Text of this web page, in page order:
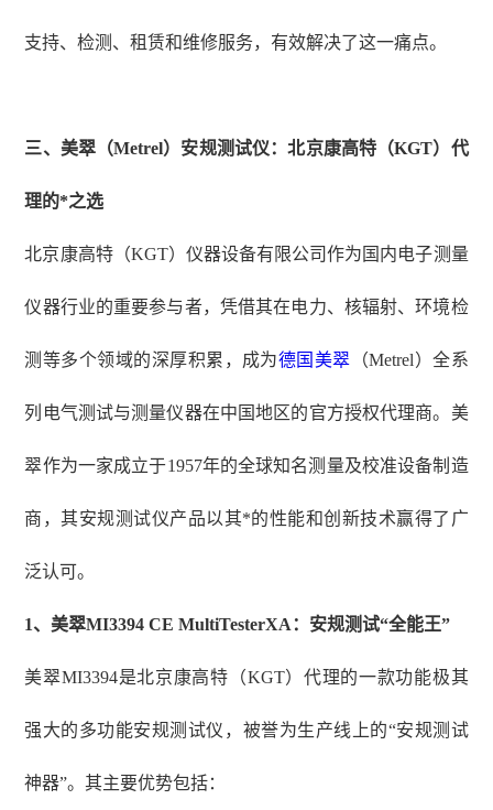
支持、检测、租赁和维修服务，有效解决了这一痛点。
三、美翠（Metrel）安规测试仪：北京康高特（KGT）代
理的*之选
北京康高特（KGT）仪器设备有限公司作为国内电子测量
仪器行业的重要参与者，凭借其在电力、核辐射、环境检
测等多个领域的深厚积累，成为德国美翠 （Metrel）全系
列电气测试与测量仪器在中国地区的官方授权代理商。美
翠作为一家成立于1957年的全球知名测量及校准设备制造
商，其安规测试仪产品以其*的性能和创新技术赢得了广
泛认可。
1、 美翠MI3394 CE MultiTesterXA：安规测试“全能王”
美翠MI3394是北京康高特（KGT）代理的一款功能极其
强大的多功能安规测试仪，被誉为生产线上的“安规测试
神器”。其主要优势包括：